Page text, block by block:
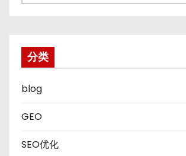
档
分类
blog
GEO
SEO优化